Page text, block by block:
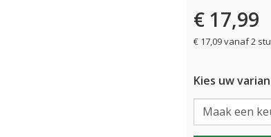
€ 17,99
€ 17,09 vanaf 2
Kies uw